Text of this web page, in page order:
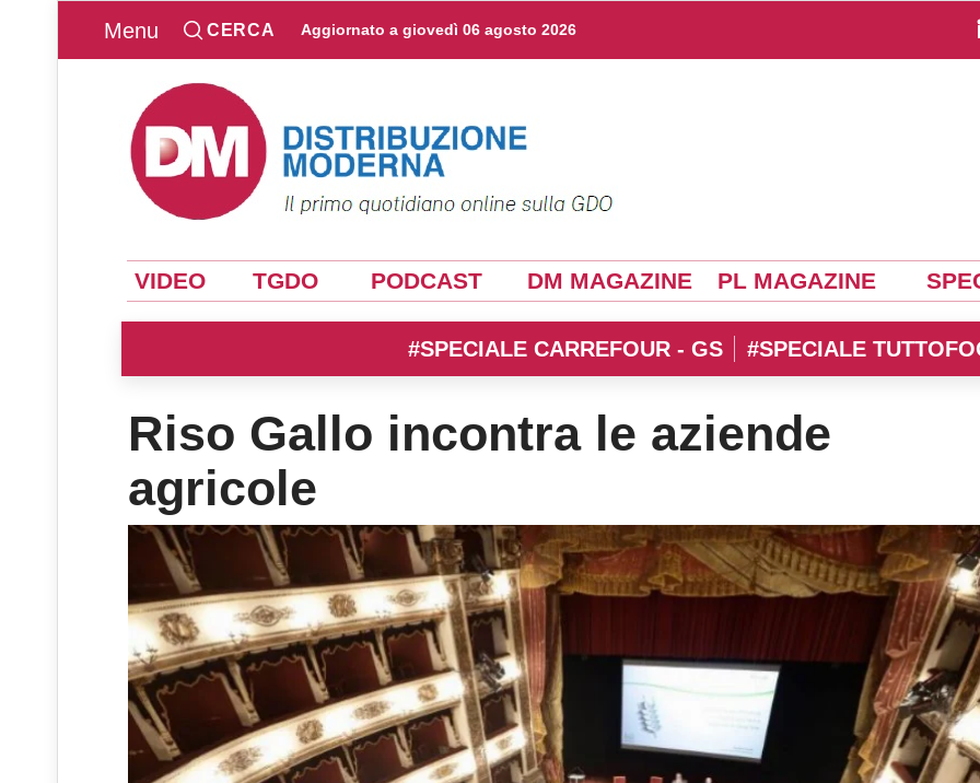
Menu CERCA Aggiornato a giovedì 06 agosto 2026
VIDEO TGDO PODCAST DM MAGAZINE PL MAGAZINE
#SPECIALE CARREFOUR - GS #SPECIALE
Riso Gallo incontra le aziende
agricole